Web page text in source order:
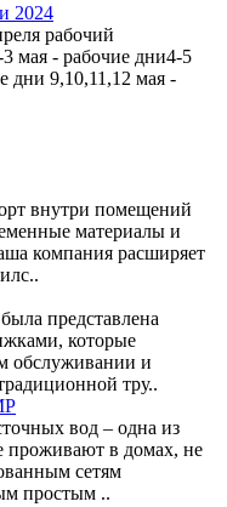
2024
рабочий
мая - рабочие дни4-5
дни 9,10,11,12 мая -
внутри помещений
материалы и
компания расширяет
представлена
которые
обслуживании и
тру..
вод – одна из
проживают в домах, не
сетям
простым ..